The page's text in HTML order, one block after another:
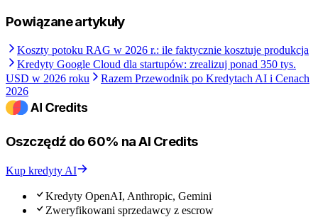
Powiązane artykuły
Koszty potoku RAG w 2026 r.: ile faktycznie kosztuje produkcja
Kredyty Google Cloud dla startupów: zrealizuj ponad 350 tys.
USD w 2026 roku
Razem Przewodnik po Kredytach AI i Cenach
2026
Oszczędź do 60% na AI Credits
Kup kredyty AI
Kredyty OpenAI, Anthropic, Gemini
Zweryfikowani sprzedawcy z escrow